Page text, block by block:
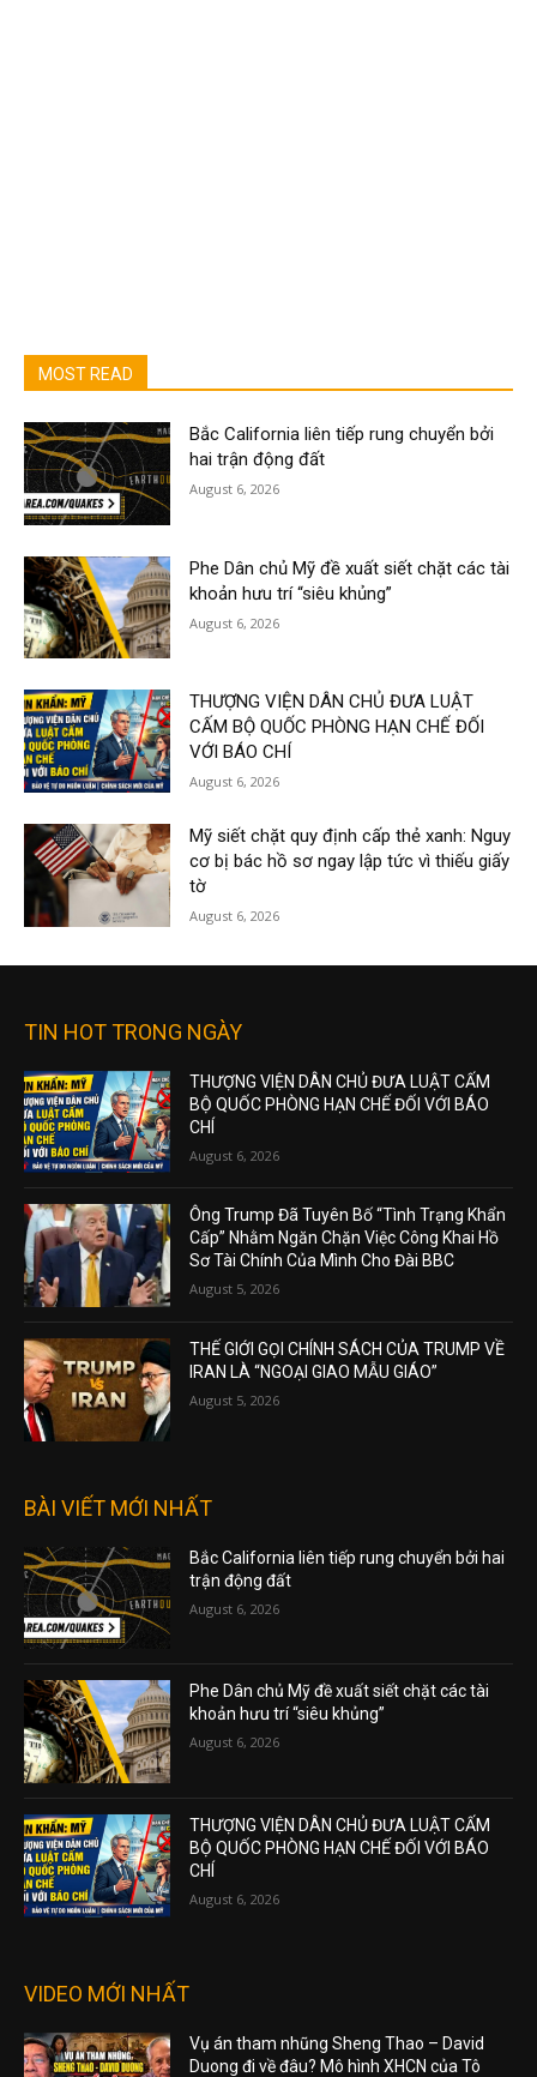
MOST READ
Bắc California liên tiếp rung chuyển bởi
hai trận động đất
August 6, 2026
Phe Dân chủ Mỹ đề xuất siết chặt các tài
khoản hưu trí “siêu khủng”
August 6, 2026
THƯỢNG VIỆN DÂN CHỦ ĐƯA LUẬT
CẤM BỘ QUỐC PHÒNG HẠN CHẾ ĐỐI
VỚI BÁO CHÍ
August 6, 2026
Mỹ siết chặt quy định cấp thẻ xanh: Nguy
cơ bị bác hồ sơ ngay lập tức vì thiếu giấy
tờ
August 6, 2026
TIN HOT TRONG NGÀY
THƯỢNG VIỆN DÂN CHỦ ĐƯA LUẬT CẤM
BỘ QUỐC PHÒNG HẠN CHẾ ĐỐI VỚI BÁO
CHÍ
August 6, 2026
Ông Trump Đã Tuyên Bố “Tình Trạng Khẩn
Cấp” Nhằm Ngăn Chặn Việc Công Khai Hồ
Sơ Tài Chính Của Mình Cho Đài BBC
August 5, 2026
THẾ GIỚI GỌI CHÍNH SÁCH CỦA TRUMP VỀ
IRAN LÀ “NGOẠI GIAO MẪU GIÁO”
August 5, 2026
BÀI VIẾT MỚI NHẤT
Bắc California liên tiếp rung chuyển bởi hai
trận động đất
August 6, 2026
Phe Dân chủ Mỹ đề xuất siết chặt các tài
khoản hưu trí “siêu khủng”
August 6, 2026
THƯỢNG VIỆN DÂN CHỦ ĐƯA LUẬT CẤM
BỘ QUỐC PHÒNG HẠN CHẾ ĐỐI VỚI BÁO
CHÍ
August 6, 2026
VIDEO MỚI NHẤT
Vụ án tham nhũng Sheng Thao – David
Duong đi về đâu? Mô hình XHCN của Tô